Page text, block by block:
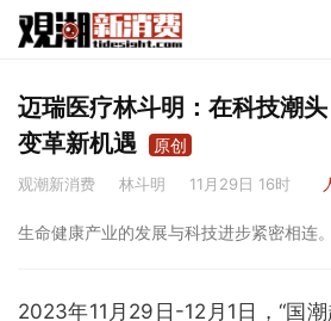
迈瑞医疗林斗明：在科技潮
变革新机遇
原创
观潮新消费 林斗明 11月29日 16时
生命健康产业的发展与科技进步紧密相连。
2023年11月29日-12月1日，“国